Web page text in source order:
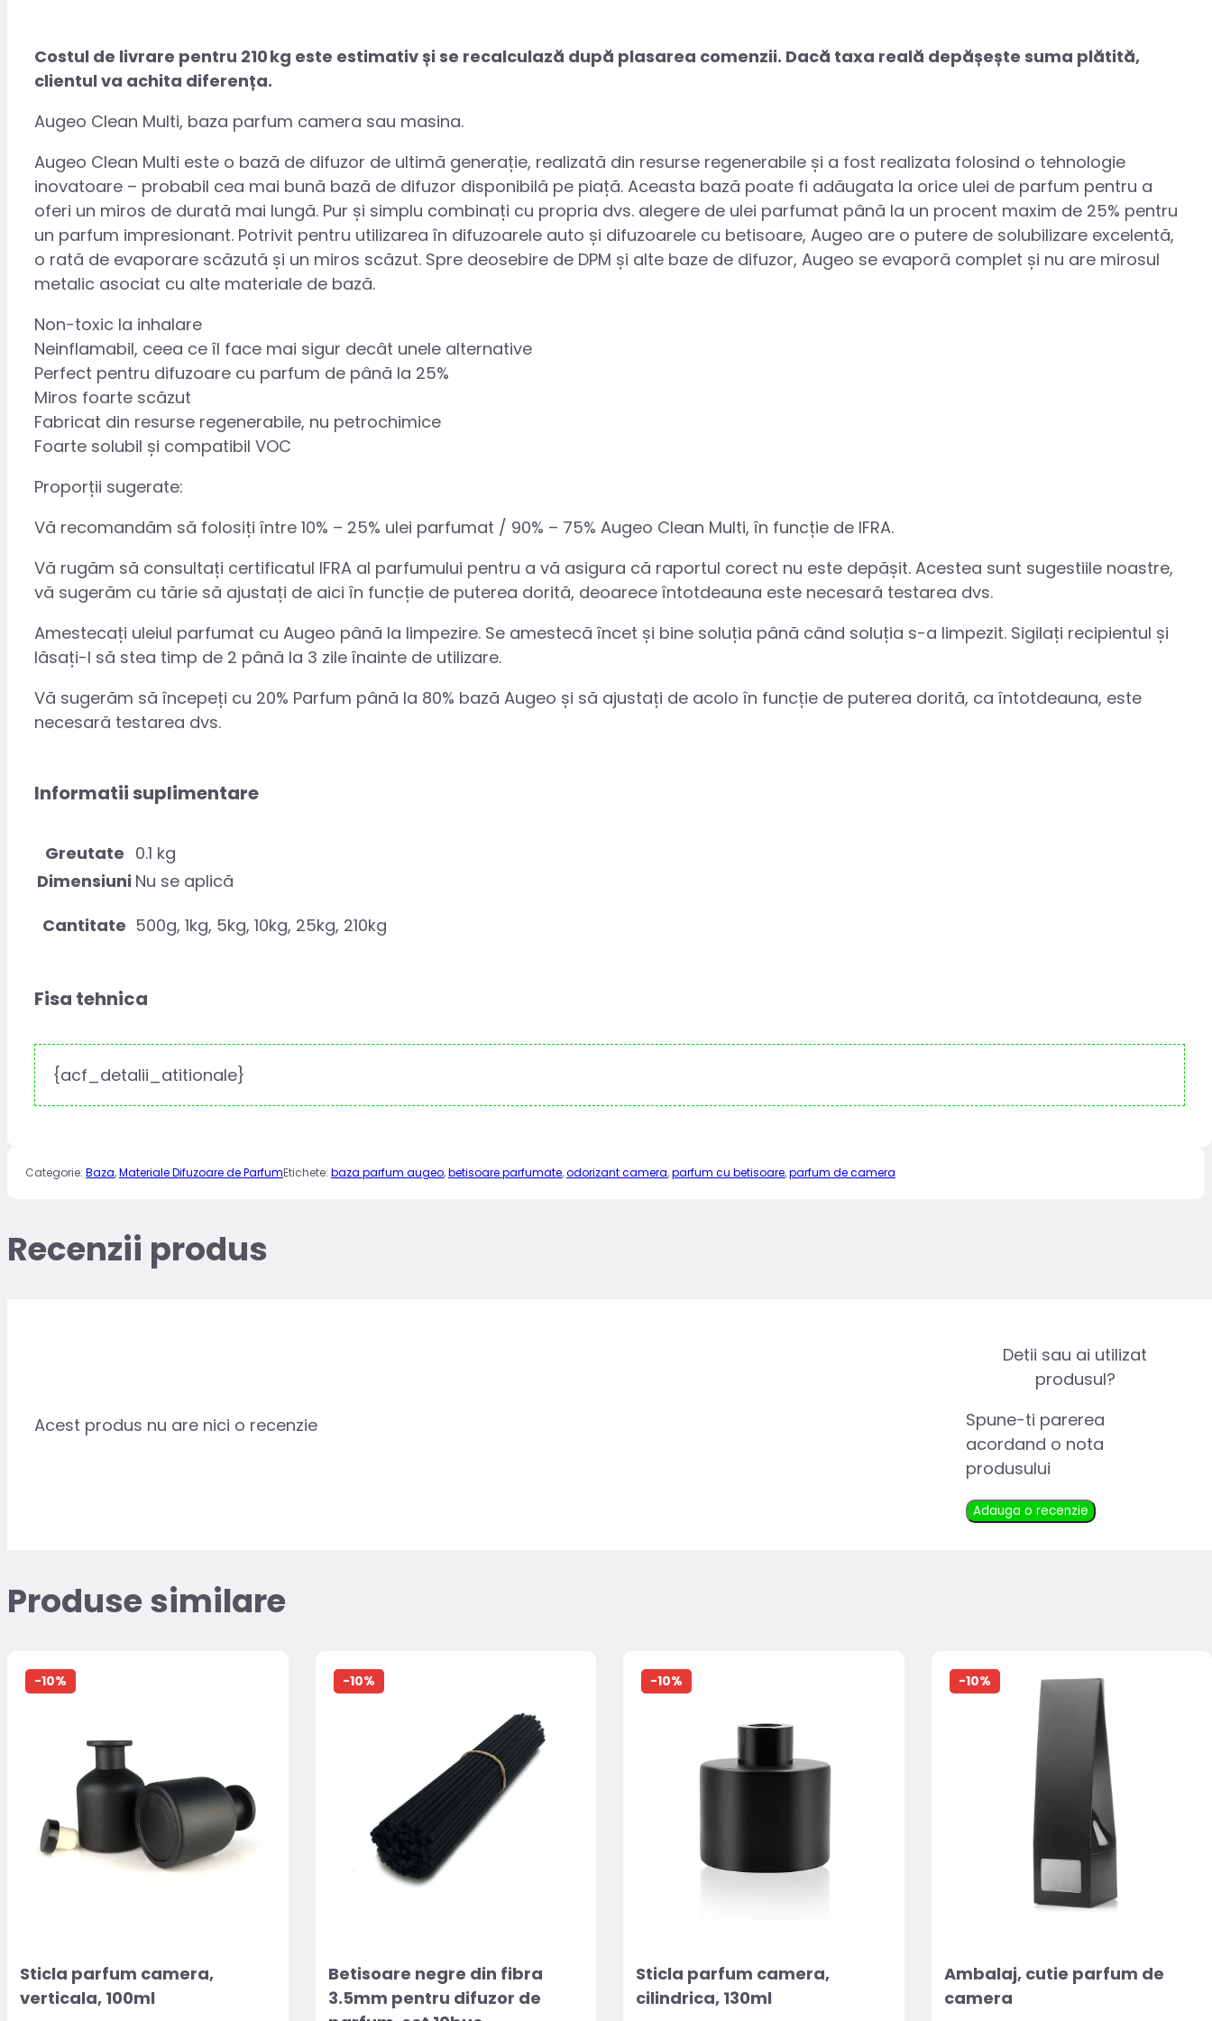
Costul de livrare pentru 210 kg este estimativ și se recalculază după plasarea comenzii. Dacă taxa reală depășește suma plătită,
clientul va achita diferența.
Augeo Clean Multi, baza parfum camera sau masina.
Augeo Clean Multi este o bază de difuzor de ultimă generație, realizată din resurse regenerabile și a fost realizata folosind o tehnologie
inovatoare – probabil cea mai bună bază de difuzor disponibilă pe piață. Aceasta bază poate fi adăugata la orice ulei de parfum pentru a
oferi un miros de durată mai lungă. Pur și simplu combinați cu propria dvs. alegere de ulei parfumat până la un procent maxim de 25% pentru
un parfum impresionant. Potrivit pentru utilizarea în difuzoarele auto și difuzoarele cu betisoare, Augeo are o putere de solubilizare excelentă,
o rată de evaporare scăzută și un miros scăzut. Spre deosebire de DPM și alte baze de difuzor, Augeo se evaporă complet și nu are mirosul
metalic asociat cu alte materiale de bază.
Non-toxic la inhalare
Neinflamabil, ceea ce îl face mai sigur decât unele alternative
Perfect pentru difuzoare cu parfum de până la 25%
Miros foarte scăzut
Fabricat din resurse regenerabile, nu petrochimice
Foarte solubil și compatibil VOC
Proporții sugerate:
Vă recomandăm să folosiți între 10% – 25% ulei parfumat / 90% – 75% Augeo Clean Multi, în funcție de IFRA.
Vă rugăm să consultați certificatul IFRA al parfumului pentru a vă asigura că raportul corect nu este depășit. Acestea sunt sugestiile noastre,
vă sugerăm cu tărie să ajustați de aici în funcție de puterea dorită, deoarece întotdeauna este necesară testarea dvs.
Amestecați uleiul parfumat cu Augeo până la limpezire. Se amestecă încet și bine soluția până când soluția s-a limpezit. Sigilați recipientul și
lăsați-l să stea timp de 2 până la 3 zile înainte de utilizare.
Vă sugerăm să începeți cu 20% Parfum până la 80% bază Augeo și să ajustați de acolo în funcție de puterea dorită, ca întotdeauna, este
necesară testarea dvs.
Informatii suplimentare
Greutate 0.1 kg
Dimensiuni Nu se aplică
Cantitate 500g, 1kg, 5kg, 10kg, 25kg, 210kg
Fisa tehnica
{acf_detalii_atitionale}
Categorie: Baza,Materiale Difuzoare de ParfumEtichete: baza parfum augeo,betisoare parfumate,odorizant camera,parfum cu betisoare,parfum de camera
Recenzii produs
Acest produs nu are nici o recenzie
Detii sau ai utilizat
produsul?
Spune-ti parerea
acordand o nota
produsului
Adauga o recenzie
Produse similare
-10%
Sticla parfum camera,
verticala, 100ml
-10%
Betisoare negre din fibra
3.5mm pentru difuzor de
-10%
Sticla parfum camera,
cilindrica, 130ml
-10%
Ambalaj, cutie parfum de
camera